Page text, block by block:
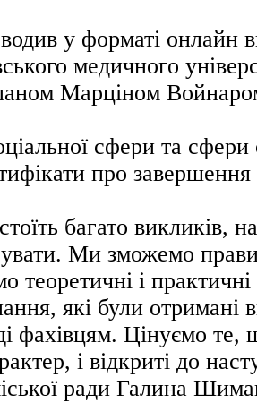
у форматі онлайн
медичного
Марціном
сфери та
про
багато викликів,
Ми зможемо
теоретичні і
які були отримані
фахівцям. Цінуємо
і відкриті до
ради Галина